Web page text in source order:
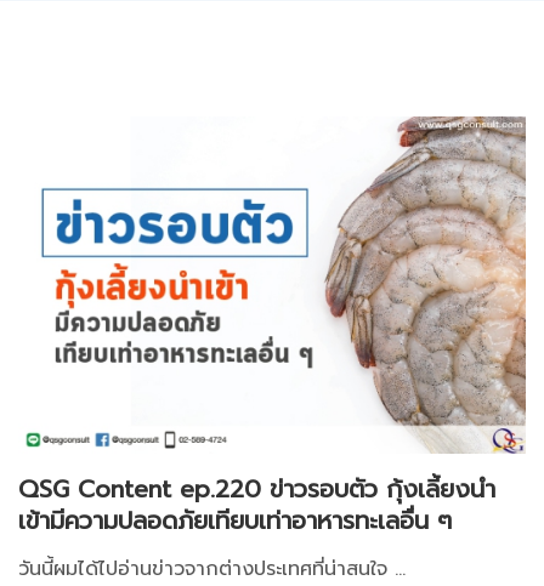
QSG Content ep.220 ข่าวรอบตัว กุ้งเลี้ยงนำ
เข้ามีความปลอดภัยเทียบเท่าอาหารทะเลอื่น ๆ
วันนี้ผมได้ไปอ่านข่าวจากต่างประเทศที่น่าสนใจ ...